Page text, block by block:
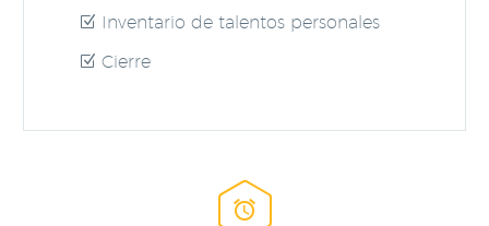
Inventario de talentos personales
Cierre

